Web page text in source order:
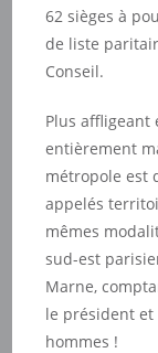
62 sièges à
de liste
Conseil.
Plus affligeant
entièrement
métropole est
appelés
mêmes
sud-est
Marne,
le président et
hommes !